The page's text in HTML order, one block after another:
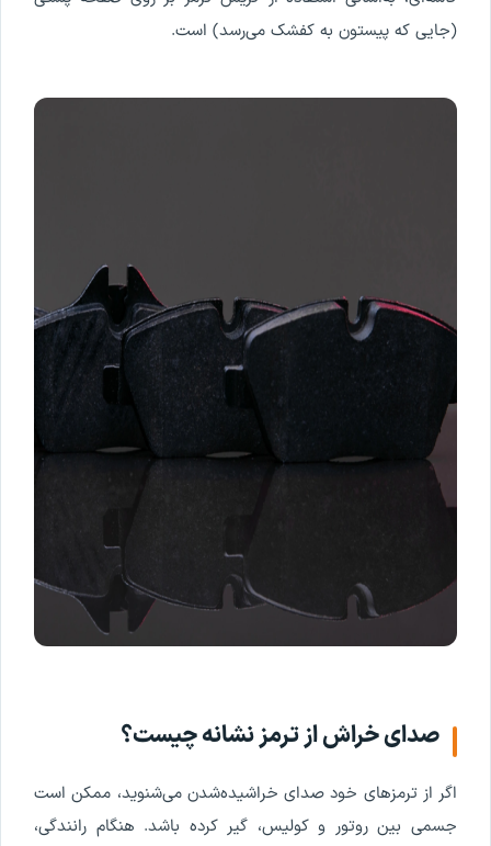
(جایی که پیستون به کفشک می‌رسد) است.
صدای خراش از ترمز نشانه چیست؟
اگر از ترمزهای خود صدای خراشیده‌شدن می‌شنوید، ممکن است
جسمی بین روتور و کولیس، گیر کرده باشد. هنگام رانندگی،